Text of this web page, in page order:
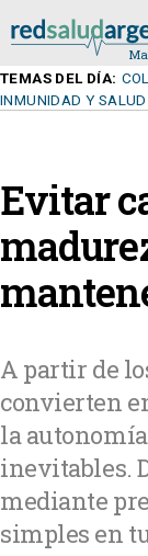
TEMAS DEL DÍA:
INMUNIDAD Y SALUD
Evitar
A partir de
convierten
la
inevitables.
mediante
simples en